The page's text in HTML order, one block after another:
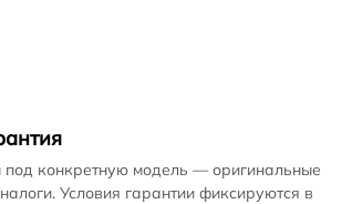
конкретную модель — оригинальные
Условия гарантии фиксируются в